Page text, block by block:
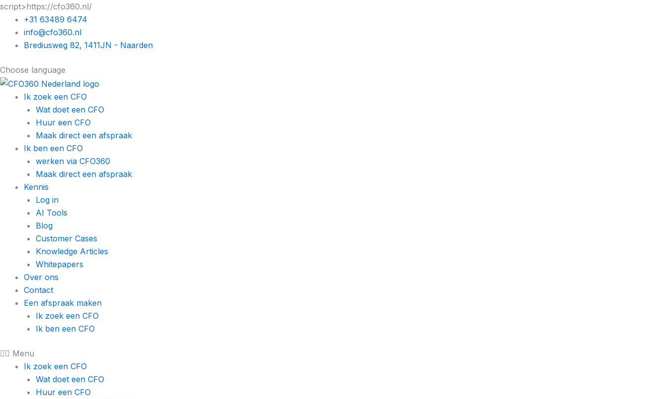
script>https://cfo360.nl/Ga
inhoud
+31 63489 6474
info@cfo360.nl
Brediusweg 82, 1411JN - Naarden
Choose language
Ik zoek een CFO
Wat doet een CFO
Huur een CFO
Maak direct een afspraak
Ik ben een CFO
werken via CFO360
Maak direct een afspraak
Kennis
Log in
AI Tools
Blog
Customer Cases
Knowledge Articles
Whitepapers
Over ons
Contact
Een afspraak maken
Ik zoek een CFO
Ik ben een CFO
Menu
Ik zoek een CFO
Wat doet een CFO
Huur een CFO